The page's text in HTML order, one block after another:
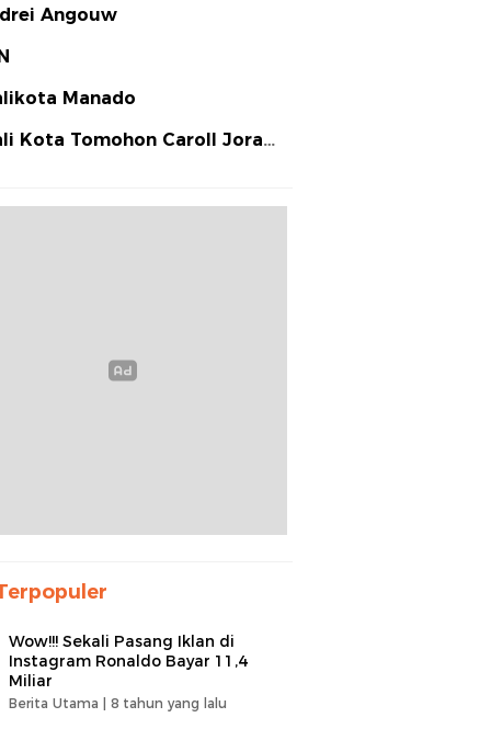
Angouw
Manado
Kota Tomohon Caroll Joram
Wow!!! Sekali Pasang Iklan di
Instagram Ronaldo Bayar 11,4
Miliar
Berita Utama | 8 tahun yang lalu